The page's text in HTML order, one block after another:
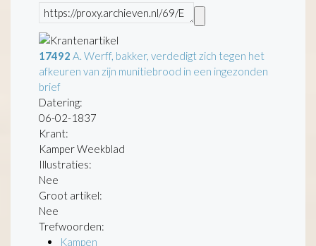
17492 A. Werff, bakker, verdedigt zich tegen het
afkeuren van zijn munitiebrood in een ingezonden
brief
Datering:
06-02-1837
Krant:
Kamper Weekblad
Illustraties:
Nee
Groot artikel:
Nee
Trefwoorden:
Kampen